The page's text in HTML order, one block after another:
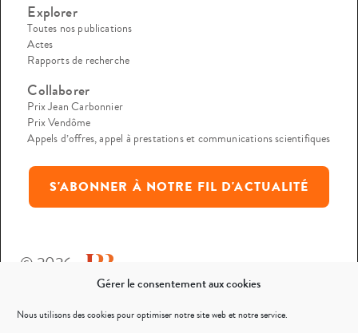
Gérer le consentement aux cookies
Nous utilisons des cookies pour optimiser notre site web et notre service.
Explorer
Toutes nos publications
Actes
Rapports de recherche
Collaborer
Prix Jean Carbonnier
Prix Vendôme
Appels d’offres, appel à prestations et communications scientifiques
S'ABONNER À NOTRE FIL D'ACTUALITÉ
© 2026